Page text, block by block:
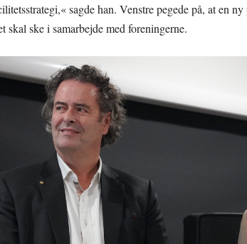
sagde han. Venstre pegede på, at en
skal ske i samarbejde med foreningerne.